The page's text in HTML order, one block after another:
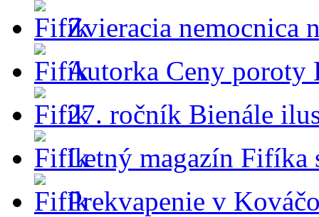
Zvieracia nemocnica
Autorka Ceny poroty
27. ročník Bienále
Letný magazín Fifíka
Prekvapenie v